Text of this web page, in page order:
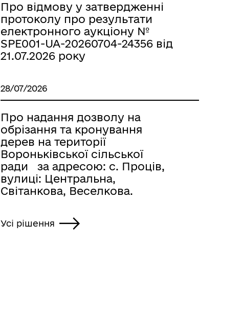
Про відмову у затвердженні
протоколу про результати
електронного аукціону №
SPE001-UA-20260704-24356 від
21.07.2026 року
28/07/2026
Про надання дозволу на
обрізання та кронування
дерев на території
Вороньківської сільської
ради за адресою: с. Проців,
вулиці: Центральна,
Світанкова, Веселкова.
Усі рішення